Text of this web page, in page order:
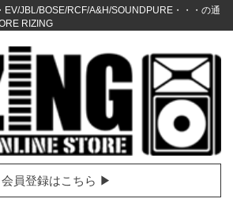
EV/JBL/BOSE/RCF/A&H/SOUNDPURE・・・の通
RIZING
会員登録はこちら ▶